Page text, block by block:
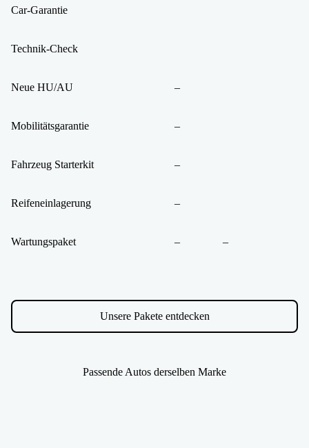
Car-Garantie
Technik-Check
Neue HU/AU –
Mobilitätsgarantie –
Fahrzeug Starterkit –
Reifeneinlagerung –
Wartungspaket – –
Unsere Pakete entdecken
Passende Autos derselben Marke